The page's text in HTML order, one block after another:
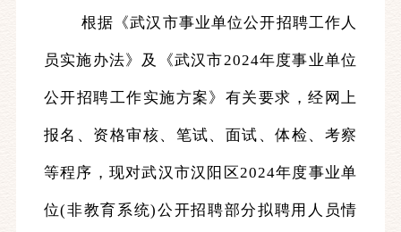
根据 《武汉市事业单位公开招聘工作人
员实施办法》及《武汉市2024年度事业单位
公开招聘工作实施方案》有关要求，经网上
报名、资格审核、笔试、面试、体检、考察
等程序，现对武汉市汉阳区2024年度事业单
位(非教育系统)公开招聘部分拟聘用 人员情